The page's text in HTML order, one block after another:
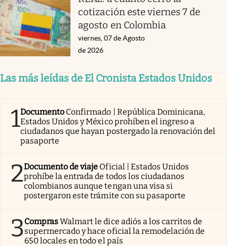
cotización este viernes 7 de
agosto en Colombia
viernes, 07 de Agosto
de 2026
Las más leídas de El Cronista Estados Unidos
1Documento Confirmado | República Dominicana,
Estados Unidos y México prohíben el ingreso a
ciudadanos que hayan postergado la renovación del
pasaporte
2Documento de viaje Oficial | Estados Unidos
prohíbe la entrada de todos los ciudadanos
colombianos aunque tengan una visa si
postergaron este trámite con su pasaporte
3ComprasWalmart le dice adiós a los carritos de
supermercado y hace oficial la remodelación de
650 locales en todo el país